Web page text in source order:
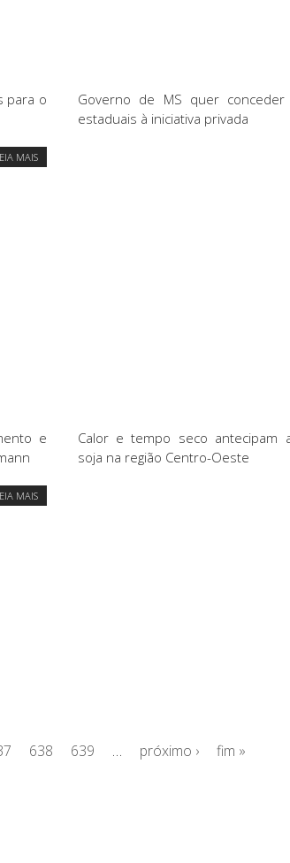
para o
MAIS
Governo de MS quer
estaduais à iniciativa privada
e
MAIS
Calor e tempo seco antecipam
soja na região Centro-Oeste
638 639 … próximo › fim »